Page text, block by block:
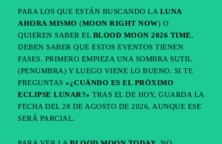
PARA LOS QUE ESTÁN BUSCANDO LA LUNA
AHORA MISMO (MOON RIGHT NOW) O
QUIEREN SABER EL BLOOD MOON 2026 TIME,
DEBEN SABER QUE ESTOS EVENTOS TIENEN
FASES. PRIMERO EMPIEZA UNA SOMBRA SUTIL
(PENUMBRA) Y LUEGO VIENE LO BUENO. SI TE
PREGUNTAS «¿CUÁNDO ES EL PRÓXIMO
ECLIPSE LUNAR?» TRAS EL DE HOY, GUARDA LA
FECHA DEL 28 DE AGOSTO DE 2026, AUNQUE ESE
SERÁ PARCIAL.